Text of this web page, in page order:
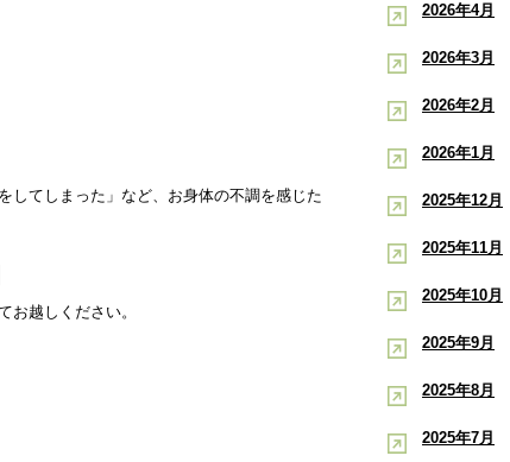
してしまった」など、お身体の不調を感じた
お越しください。
2026年4月
2026年3月
2026年2月
2026年1月
2025年12月
2025年11月
2025年10月
2025年9月
2025年8月
2025年7月